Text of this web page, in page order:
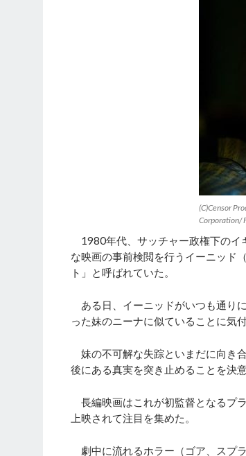
(C)Censor
Corporation/
1980年代、サッチャー政権下のイ
な映画の事前検閲を行うイーニッド
ト」と呼ばれていた。
ある日、イーニッドがいつも通り
った妹のニーナに似ていることに気付
妹の不可解な失踪といまだに向き
後にある真実を突き止めることを決
長編映画はこれが初監督となるプ
上映されて注目を集めた。
劇中に流れるホラー（ゴア、スプ